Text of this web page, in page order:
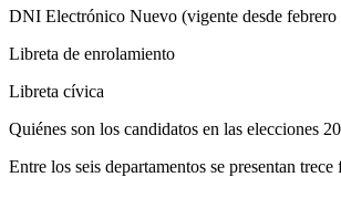
DNI Electrónico Nuevo (vigente desde febrero
Libreta de enrolamiento
Libreta cívica
Quiénes son los candidatos en las elecciones
Entre los seis departamentos se presentan